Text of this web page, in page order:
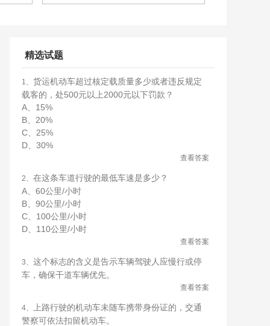
精选试题
1、 货运机动车超过核定载质量多少或者违反规定
载客的，处500元以上2000元以下罚款？
A、15%
B、20%
C、25%
D、30%
查看答案
2、 在这条车道行驶的最低车速是多少？
A、60公里/小时
B、90公里/小时
C、100公里/小时
D、110公里/小时
查看答案
3、 这个标志的含义是告示车辆驾驶人应慢行或停
车，确保干道车辆优先。
查看答案
4、
上路行驶的机动车未随车携带身份证的，交通
警察可依法扣留机动车。